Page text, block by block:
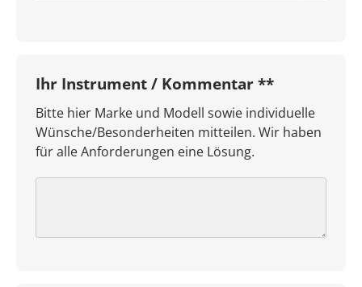
Ihr Instrument / Kommentar **
Bitte hier Marke und Modell sowie individuelle
Wünsche/Besonderheiten mitteilen. Wir haben
für alle Anforderungen eine Lösung.